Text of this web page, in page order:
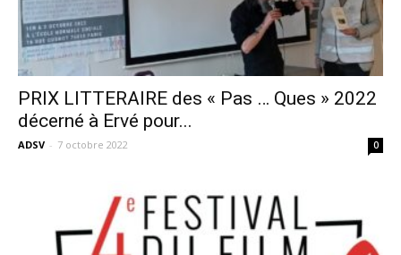
PRIX LITTERAIRE des « Pas … Ques » 2022
décerné à Ervé pour...
ADSV - 7 octobre 2022 0